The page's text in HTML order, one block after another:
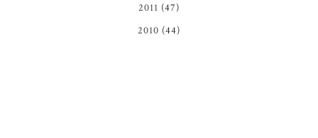
2011 (47)
2010 (44)